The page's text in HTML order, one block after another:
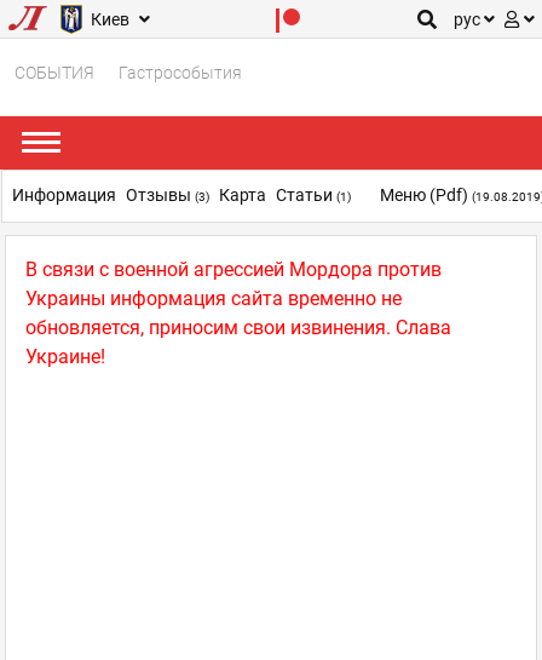
Киев рус
СОБЫТИЯ Гастрособытия
В связи с военной агрессией Мордора против
Украины информация сайта временно не
обновляется, приносим свои извинения. Слава
Украине!
Информация Отзывы (3) Карта Статьи (1) Меню (pdf)